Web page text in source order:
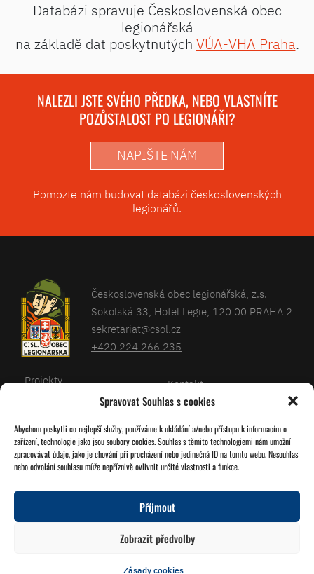
Spravovat Souhlas s cookies
Abychom poskytli co nejlepší služby, používáme k ukládání a/nebo přístupu k informacím o
zařízení, technologie jako jsou soubory cookies. Souhlas s těmito technologiemi nám umožní
zpracovávat údaje, jako je chování při procházení nebo jedinečná ID na tomto webu. Nesouhlas
nebo odvolání souhlasu může nepříznivě ovlivnit určité vlastnosti a funkce.
Příjmout
Zobrazit předvolby
Zásady cookies
Databázi spravuje Československá obec
legionářská
na základě dat poskytnutých VÚA-VHA Praha.
NALEZLI JSTE SVÉHO PŘEDKA, NEBO VLASTNÍTE
POZŮSTALOST PO LEGIONÁŘI?
NAPIŠTE NÁM
Pomozte nám budovat databázi československých
legionářů.
Československá obec legionářská, z.s.
Sokolská 33, Hotel Legie, 120 00 PRAHA 2
sekretariat@csol.cz
+420 224 266 235
Sledujte nás!
Projekty
Kalendář
O nás
Kontakt
Databáze legionářů
Pro členy
Zásady cookies